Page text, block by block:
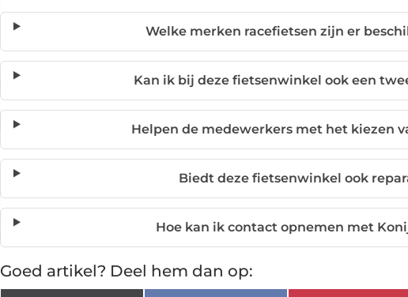
Welke merken racefietsen zijn er
Kan ik bij deze fietsenwinkel ook een
Helpen de medewerkers met het kiezen
Biedt deze fietsenwinkel ook
Hoe kan ik contact opnemen met
Goed artikel? Deel hem dan op: